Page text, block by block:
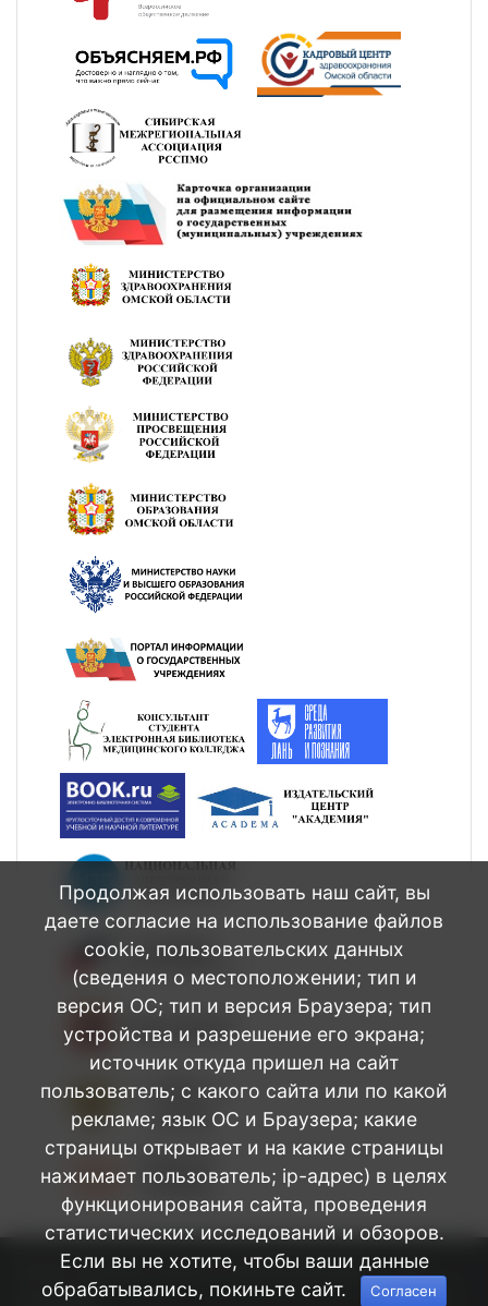
БПОУ Омской области Медицинский
колледж
©
2026
Продолжая использовать наш сайт, вы
даете согласие на использование файлов
cookie, пользовательских данных
(сведения о местоположении; тип и
версия ОС; тип и версия Браузера; тип
устройства и разрешение его экрана;
источник откуда пришел на сайт
пользователь; с какого сайта или по какой
рекламе; язык ОС и Браузера; какие
страницы открывает и на какие страницы
нажимает пользователь; ip-адрес) в целях
функционирования сайта, проведения
статистических исследований и обзоров.
Если вы не хотите, чтобы ваши данные
обрабатывались, покиньте сайт.
Согласен